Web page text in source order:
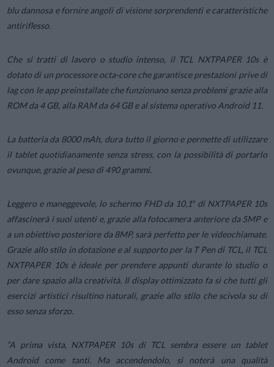
blu dannosa e fornire angoli di visione sorprendenti e caratteristiche
antiriflesso.
Che si tratti di lavoro o studio intenso, il TCL NXTPAPER 10s è
dotato di un processore octa-core che garantisce prestazioni prive di
lag con le app preinstallate che funzionano senza problemi grazie alla
ROM da 4 GB, alla RAM da 64 GB e al sistema operativo Android 11.
La batteria da 8000 mAh, dura tutto il giorno e permette di utilizzare
il tablet quotidianamente senza stress, con la possibilità di portarlo
ovunque, grazie al peso di 490 grammi.
Leggero e maneggevole, lo schermo FHD da 10,1″ di NXTPAPER 10s
affascinerà i suoi utenti e, grazie alla fotocamera anteriore da 5MP e
a un obiettivo posteriore da 8MP, sarà perfetto per le videochiamate.
Grazie allo stilo in dotazione e al supporto per la T Pen di TCL, il TCL
NXTPAPER 10s è ideale per prendere appunti durante lo studio o
per dare spazio alla creatività. Il display ottimizzato fa sì che tutti gli
esercizi artistici risultino naturali, grazie allo stilo che scivola su di
esso senza sforzo.
“A prima vista, NXTPAPER 10s di TCL sembra essere un tablet
Android come tanti. Ma accendendolo, si noterà una qualità